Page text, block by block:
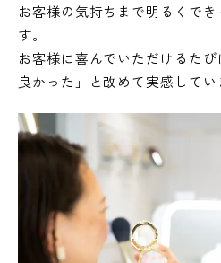
お客様の気持ちまで明るくで
す。
お客様に喜んでいただけるた
良かった」と改めて実感してい